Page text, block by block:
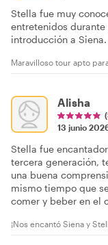
Stella fue muy
entretenidos
introducción a Siena.
Maravilloso tour apto
Alisha
13 junio
Stella fue
tercera generación,
una buena
mismo tiempo que
comer y beber en el
¡Nos encantó Siena y